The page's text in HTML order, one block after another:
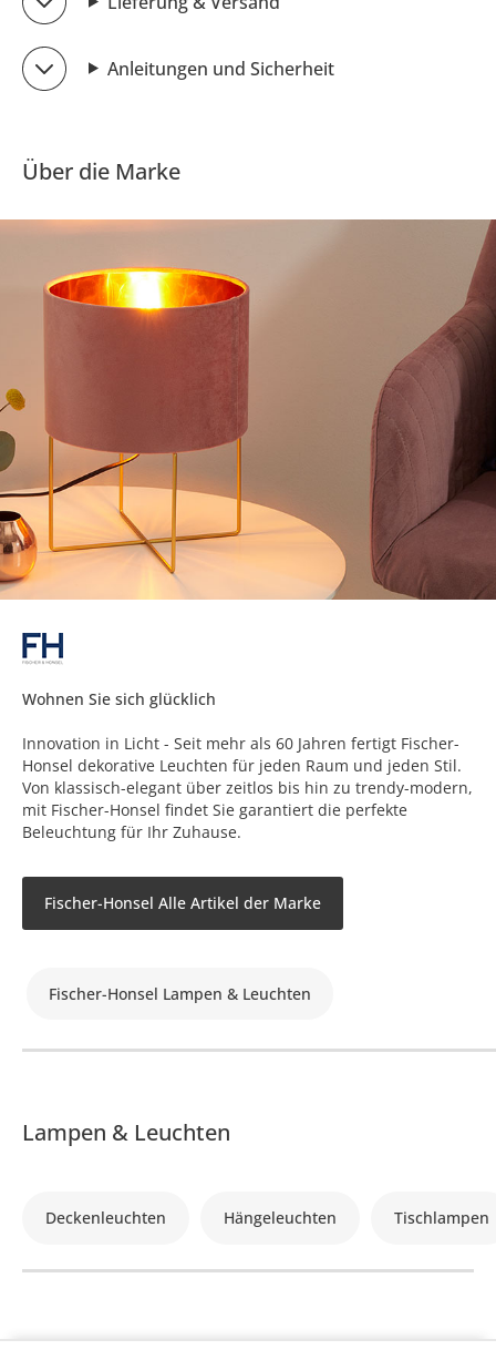
Anleitungen und Sicherheit
Über die Marke
Wohnen Sie sich glücklich
Innovation in Licht - Seit mehr als 60 Jahren fertigt Fischer-
Honsel dekorative Leuchten für jeden Raum und jeden Stil.
Von klassisch-elegant über zeitlos bis hin zu trendy-modern,
mit Fischer-Honsel findet Sie garantiert die perfekte
Beleuchtung für Ihr Zuhause.
Fischer-Honsel Alle Artikel der Marke
Fischer-Honsel Lampen & Leuchten
Lampen & Leuchten
Deckenleuchten Hängeleuchten Tischlampen